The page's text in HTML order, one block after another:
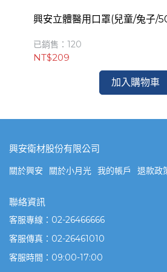
興安立體醫用口罩(兒童/兔子/
已銷售：120
NT$209
加入購物車
興安衛材股份有限公司
關於興安 關於小月光 我的帳戶 退款政
聯絡資訊
客服專線：02-26466666
客服傳真：02-26461010
客服時間：09:00-17:00